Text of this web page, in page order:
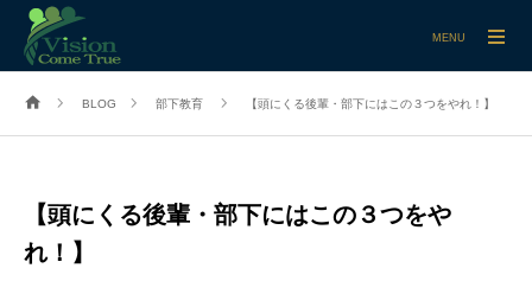
BLOG 部下教育 【頭にくる後輩・部下にはこの３つをやれ！】
【頭にくる後輩・部下にはこの３つをや
れ！】
MENU